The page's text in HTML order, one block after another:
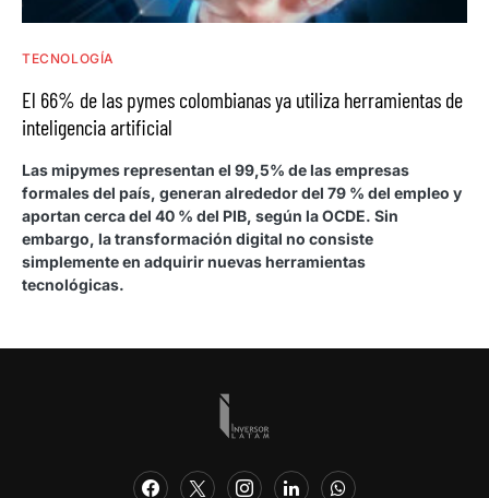
TECNOLOGÍA
El 66% de las pymes colombianas ya utiliza herramientas de
inteligencia artificial
Las mipymes representan el 99,5% de las empresas
formales del país, generan alrededor del 79 % del empleo y
aportan cerca del 40 % del PIB, según la OCDE. Sin
embargo, la transformación digital no consiste
simplemente en adquirir nuevas herramientas
tecnológicas.